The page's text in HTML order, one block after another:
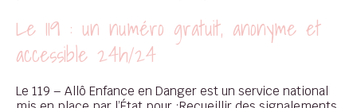
Le 119 : un numéro gratuit, anonyme et
accessible 24h/24
Le 119 – Allô Enfance en Danger est un service national